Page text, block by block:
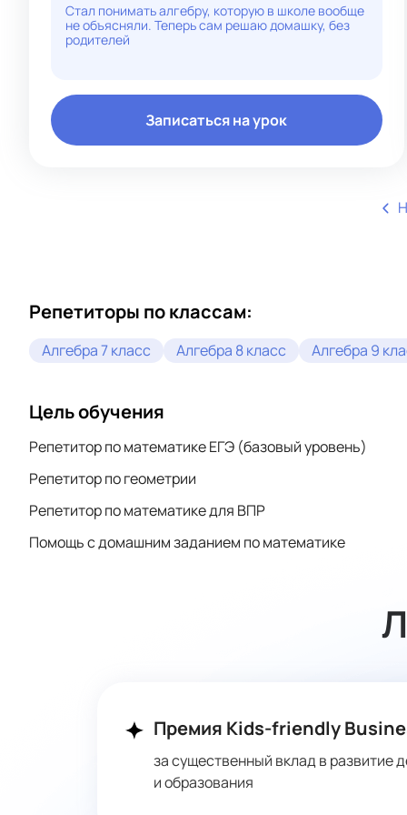
Стал понимать алгебру, которую в школе вообще
не объясняли. Теперь сам решаю домашку, без
родителей
Записаться на урок
Репетиторы по классам:
Алгебра 7 класс Алгебра 8 класс Алгебра 9
Цель обучения
Репетитор по математике ЕГЭ (базовый уровень)
Репетитор по геометрии
Репетитор по математике для ВПР
Помощь с домашним заданием по математике
Премия Kids-friendly
за существенный вклад в развитие
и образования